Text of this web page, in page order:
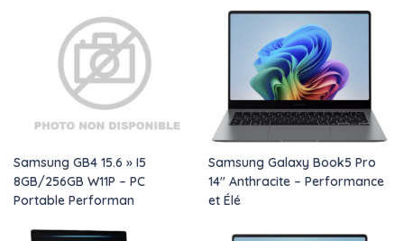
Samsung GB4 15.6 » I5
8GB/256GB W11P – PC
Portable Performan
Samsung Galaxy Book5 Pro
14″ Anthracite – Performance
et Élé